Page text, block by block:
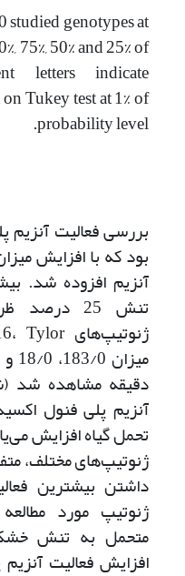
genotypes at
75%, 50% and 25% of
letters indicate
Tukey test at 1% of
probability level.
بررسی فعالیت آنزیم
بود که با افزایش
آنزیم افزوده شد.
تنش 25
آنزیم پلی فنول
تحمل گیاه افزایش
ژنوتیپ مورد
متحمل به تنش
افزایش فعالیت